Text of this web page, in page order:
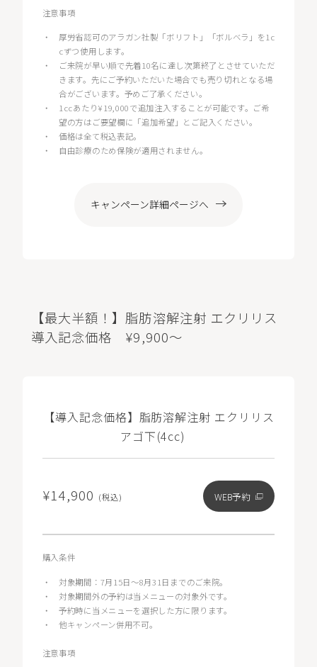
注意事項
・ 厚労省認可のアラガン社製「ボリフト」「ボルベラ」を1c
cずつ使用します。
・
ご来院が早い順で先着10名に達し次第終了とさせていただ
きます。先にご予約いただいた場合でも売り切れとなる場
合がございます。予めご了承ください。
・ 1ccあたり¥19,000で追加注入することが可能です。ご希
望の方はご要望欄に「追加希望」とご記入ください。
・価格は全て税込表記。
・
自由診療のため保険が適用されません。
キャンペーン詳細ページへ
【最大半額！】脂肪溶解注射 エクリリス
導入記念価格 ¥9,900～
【導入記念価格】脂肪溶解注射 エクリリス
アゴ下(4cc)
¥14,900 (税込) WEB予約
購入条件
・ 対象期間：7月15日～8月31日までのご来院。
・ 対象期間外の予約は当メニューの対象外です。
・予約時に当メニューを選択した方に限ります。
・他キャンペーン併用不可。
注意事項